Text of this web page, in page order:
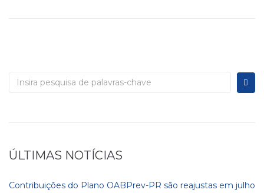
ÚLTIMAS NOTÍCIAS
Contribuições do Plano OABPrev-PR são reajustas em julho